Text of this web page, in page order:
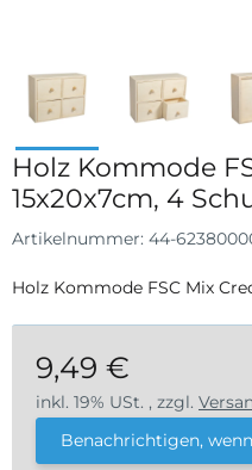
Holz Kommode
15x20x7cm, 4
Artikelnummer: 44-
Holz Kommode FSC Mix
9,49 €
inkl. 19% USt. , zzgl.
Benachrichtigen,